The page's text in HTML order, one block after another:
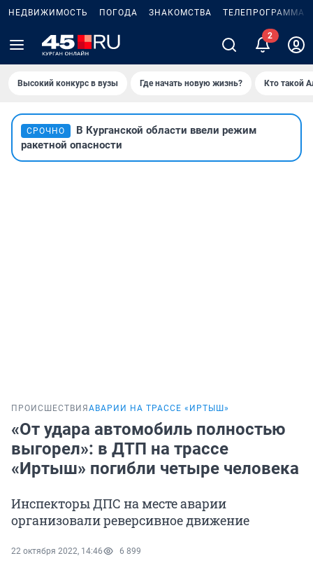
НЕДВИЖИМОСТЬ ПОГОДА ЗНАКОМСТВА ТЕЛЕПРОГРАММА
Высокий конкурс в вузы Где начать новую жизнь? Кто такой
СРОЧНО
В Курганской области ввели режим
ракетной опасности
ПРОИСШЕСТВИЯ АВАРИИ НА ТРАССЕ «ИРТЫШ»
«От удара автомобиль полностью
выгорел»: в ДТП на трассе
«Иртыш» погибли четыре человека
Инспекторы ДПС на месте аварии
организовали реверсивное движение
22 октября 2022, 14:46 6 899